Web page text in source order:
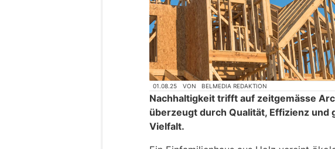
01.08.25 VON BELMEDIA REDAKTION
Nachhaltigkeit trifft auf zeitgemässe
überzeugt durch Qualität, Effizienz und
Vielfalt.